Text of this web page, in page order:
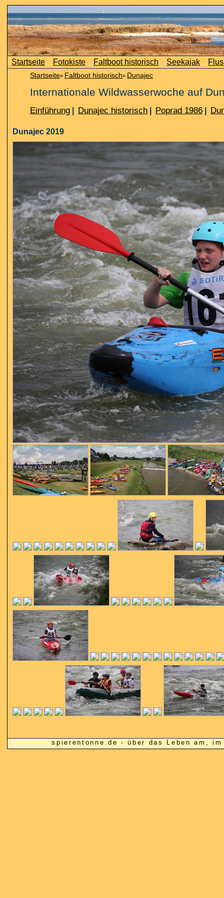
Startseite Fotokiste Faltboot historisch Seekajak
Startseite» Faltboot historisch» Dunajec
Internationale Wildwasserwoche auf
Einführung Dunajec historisch Poprad 1986
Dunajec 2019
spierentonne.de - über das Leben am,